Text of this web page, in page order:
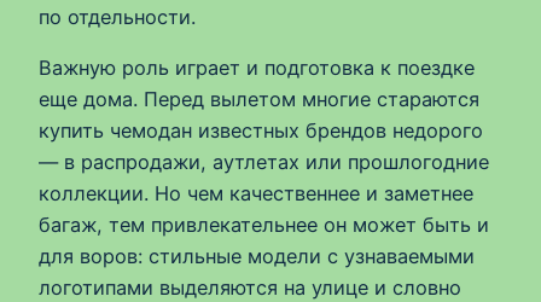
по отдельности.
Важную роль играет и подготовка к поездке
еще дома. Перед вылетом многие стараются
купить чемодан известных брендов недорого
— в распродажи, аутлетах или прошлогодние
коллекции. Но чем качественнее и заметнее
багаж, тем привлекательнее он может быть и
для воров: стильные модели с узнаваемыми
логотипами выделяются на улице и словно